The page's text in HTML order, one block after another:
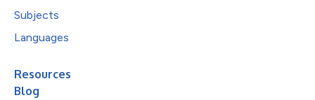
Subjects
Languages
Resources
Blog